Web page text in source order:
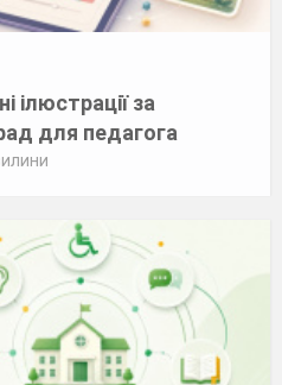
ілюстрації за
для педагога